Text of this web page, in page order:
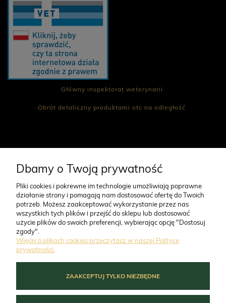
332,00 zł
PERRO Cielęcina z
cukinią dla psów
dorosłych 800g
DOSTĘPNOŚCI
PERRO Struś z cukinią
dla psów dorosłych 400g
Główny inspektorat weterynarii
Obrót detaliczny produktami otc na odległość
CO NAS WYRÓŻNIA
O FIRMIE
MOJE KONTO
Dbamy o Twoją prywatność
Pliki cookies i pokrewne im technologie umożliwiają poprawne
działanie strony i pomagają nam dostosować ofertę do Twoich
potrzeb. Możesz zaakceptować wykorzystanie przez nas
wszystkich tych plików i przejść do sklepu lub dostosować
użycie plików do swoich preferencji, wybierając opcję "Dostosuj
zgody".
Więcej o plikach cookies przeczytasz w naszej Polityce
prywatności.
ZAAKCEPTUJ TYLKO NIEZBĘDNE